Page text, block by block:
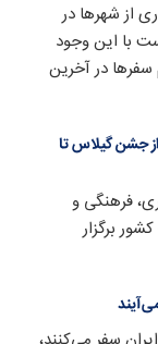
از شهرها در
با این وجود
در آخرین
از جشن گیلاس تا
فرهنگی و
برگزار